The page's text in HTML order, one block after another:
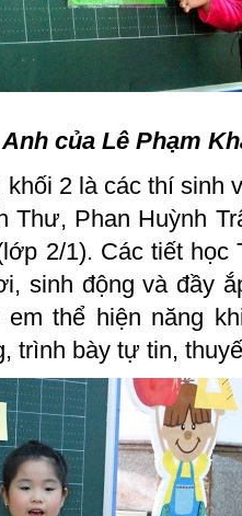
của Lê Phạm
2 là các thí sinh
Thư, Phan Huỳnh
2/1). Các tiết học
sinh động và đầy
thể hiện năng
trình bày tự tin,